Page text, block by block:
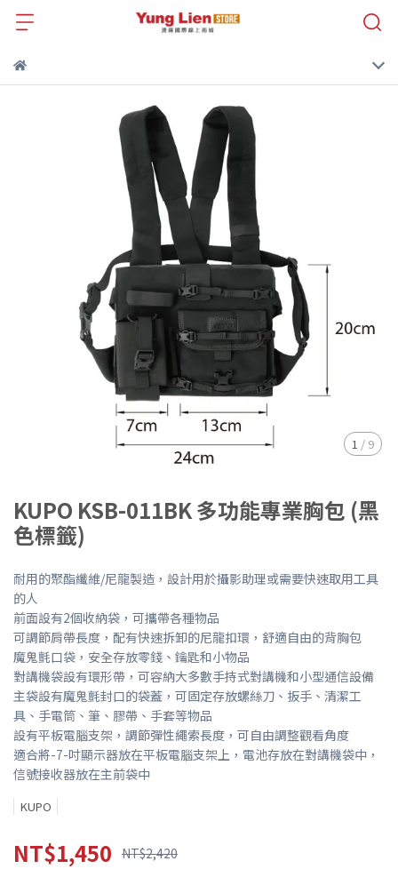
1 / 9
KUPO KSB-011BK 多功能專業胸包 (黑
色標籤)
耐用的聚酯纖維/尼龍製造，設計用於攝影助理或需要快速取用工具
的人
前面設有2個收納袋，可攜帶各種物品
可調節肩帶長度，配有快速拆卸的尼龍扣環，舒適自由的背胸包
魔鬼氈口袋，安全存放零錢、鑰匙和小物品
對講機袋設有環形帶，可容納大多數手持式對講機和小型通信設備
主袋設有魔鬼氈封口的袋蓋，可固定存放螺絲刀、扳手、清潔工
具、手電筒、筆、膠帶、手套等物品
設有平板電腦支架，調節彈性繩索長度，可自由調整觀看角度
適合將-7-吋顯示器放在平板電腦支架上，電池存放在對講機袋中，
信號接收器放在主前袋中
KUPO
NT$1,450 NT$2,420